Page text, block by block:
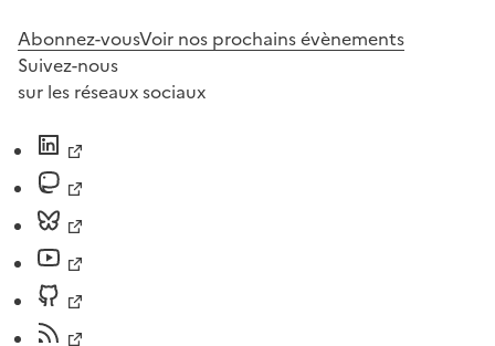
Abonnez-vousVoir nos prochains évènements
Suivez-nous
sur les réseaux sociaux